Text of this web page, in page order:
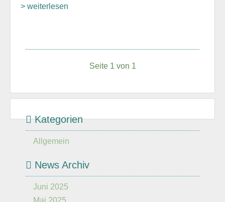
> weiterlesen
Seite 1 von 1
Kategorien
Allgemein
News Archiv
Juni 2025
Mai 2025